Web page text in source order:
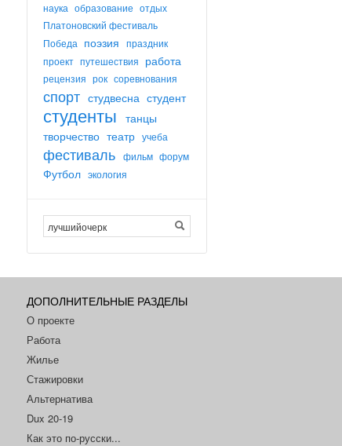
наука образование отдых
Платоновский фестиваль
Победа поэзия праздник
проект путешествия работа
рецензия рок соревнования
спорт студвесна студент
студенты танцы
творчество театр учеба
фестиваль фильм форум
Футбол экология
ДОПОЛНИТЕЛЬНЫЕ РАЗДЕЛЫ
О проекте
Работа
Жилье
Стажировки
Альтернатива
Dux 20-19
Как это по-русски...